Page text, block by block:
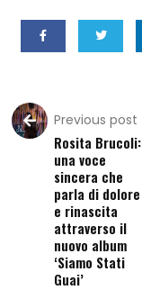
Previous post
Rosita Brucoli:
una voce
sincera che
parla di dolore
e rinascita
attraverso il
nuovo album
‘Siamo Stati
Guai’